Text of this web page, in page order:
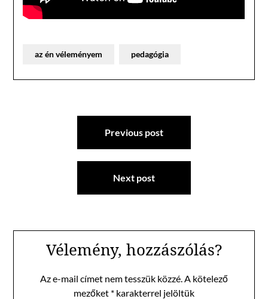
az én véleményem pedagógia
Bejegyzés
Previous post
Next post
Vélemény, hozzászólás?
Az e-mail címet nem tesszük közzé. A kötelező
mezőket * karakterrel jelöltük